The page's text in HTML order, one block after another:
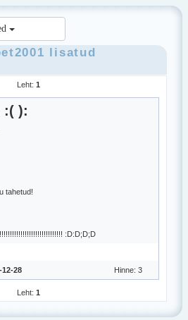
lisatud
Leht: 1
:( ):
tahetud!
:D:D;D;D
12-28 Hinne: 3
Leht: 1